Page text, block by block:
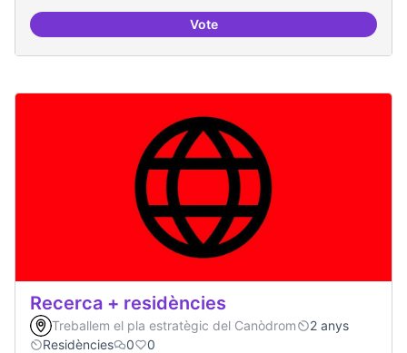
VoteRecerca + residències
Recerca + residències
Treballem el pla estratègic del Canòdrom
2 anys
Residències
0 0